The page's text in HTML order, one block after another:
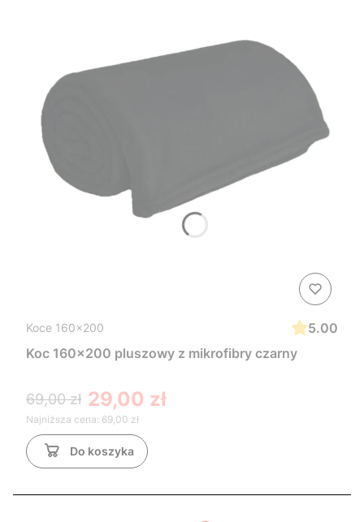
Koce 160x200
5.00
Koc 160x200 pluszowy z mikrofibry czarny
69,00 zł 29,00 zł
Najniższa cena: 69,00 zł
Do koszyka